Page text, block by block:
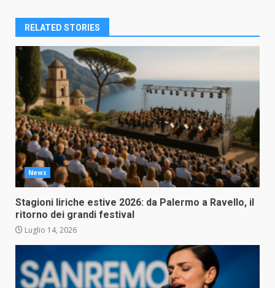
RELATED STORIES
News
Stagioni liriche estive 2026: da Palermo a Ravello, il
ritorno dei grandi festival
Luglio 14, 2026